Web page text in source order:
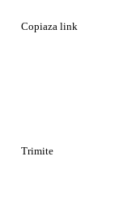
Copiaza link
Trimite